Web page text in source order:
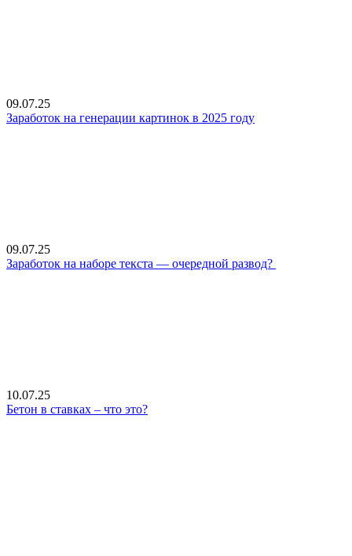
09.07.25
Заработок на генерации картинок в 2025 году
09.07.25
Заработок на наборе текста — очередной развод?
10.07.25
Бетон в ставках – что это?